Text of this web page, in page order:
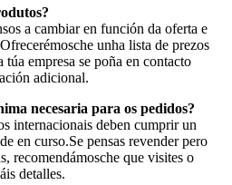
a cambiar en función da oferta e
unha lista de prezos
túa empresa se poña en contacto
adicional.
necesaria para os pedidos?
internacionais deben cumprir un
en curso.Se pensas revender pero
recomendámosche que visites o
detalles.